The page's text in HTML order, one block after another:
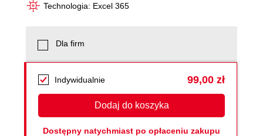
Technologia: Excel 365
Dla firm
Indywidualnie 99,00 zł
Dodaj do koszyka
Dostępny natychmiast po opłaceniu zakupu